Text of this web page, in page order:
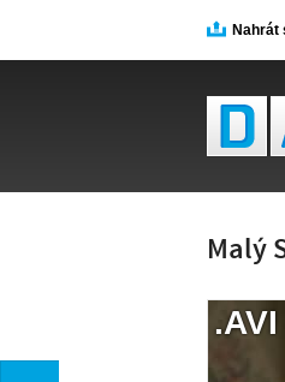
Nahrát
Malý
.AVI